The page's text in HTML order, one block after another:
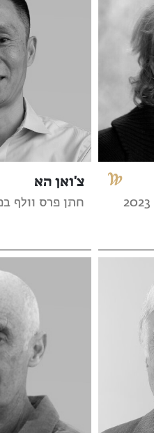
צ'ואן הא
חתן פרס וולף